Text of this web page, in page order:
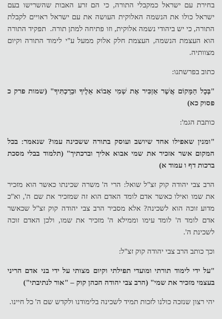
בחירת עם ישראל כמקבלי התורה, כי הם זרע האבות שהשרישו בעם
ישראל כולו את הנשמה האלוקית העושה את עם ישראל ראויים לקבלת
התורה, כי יש ביהודי נשמה אלוקית, וזו פתיחה למתן תורה. תפקיד התורה
הוא העצמת הנשמה, העצמת חלק אלוק ממעל ע"י לימוד התורה וקיום
מצוותיה.
כתוב בפרשתנו:
"בְּכָל הַמָּקוֹם אֲשֶׁר אַזְכִּיר אֶת שְׁמִי אָבוֹא אֵלֶיךָ וּבֵרַכְתִּיךָ" (שמות פרק כ
פסוק כא)
כותבת הגמ':
"ומנין שאפילו אחד שיושב ועוסק בתורה ששכינה עמו? שנאמר: בכל
המקום אשר אזכיר את שמי אבוא אליך וברכתיך" (תלמוד בבלי מסכת
ברכות דף ו עמוד א)
הרב צבי יהודה קוק זצ"ל שואל: הרי ה' משרה שכינתו כאשר הוא מזכיר
את שמו ואילו כאשר אדם לומד האדם הוא זה שמזכיר את שם ה', וא"כ
מדוע זוכה הוא לשכינה? אלא מסביר הרב צבי יהודה קוק זצ"ל שכאשר
אדם לומד ה' לומד עימו וממילא ה' מזכיר את שמו, ולכן האדם זוכה
לשכינת ה'.
וכך כותב הרב צבי יהודה קוק זצ"ל:
"על ידי לימוד תורתי ומועדי תפילתי וקיום מצותי על ידי בני אדם הריני
בעצמי מזכיר את שמי" (הרב צבי יהודה הכהן קוק – "אור לנתיבתי")
יהי רצון שנזכה כולנו לזכות תמיד לשכינה בלימודנו ולקדש שם ה' כל חיינו.